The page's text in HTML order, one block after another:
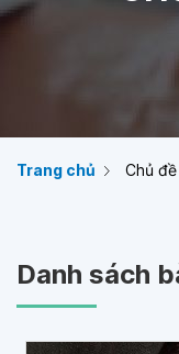
Trang chủ Chủ
Danh sách